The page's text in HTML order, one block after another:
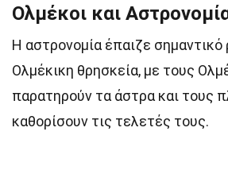
Ολμέκοι και
Η αστρονομία έπαιζε σημαντικό
Ολμέκικη θρησκεία, με τους
παρατηρούν τα άστρα και τους
καθορίσουν τις τελετές τους.